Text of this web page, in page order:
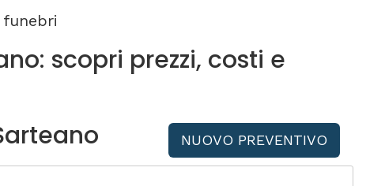
funebri
scopri prezzi, costi e
NUOVO PREVENTIVO